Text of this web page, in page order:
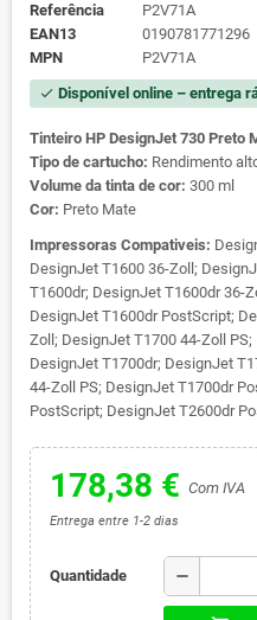
Referência
P2V71A
EAN13
0190781771296
MPN
P2V71A
check Disponível online – entrega
Tinteiro HP DesignJet 730 Preto
Tipo de cartucho: Rendimento
Volume da tinta de cor: 300 ml
Cor: Preto Mate
Impressoras Compativeis:
DesignJet T1600 36-Zoll;
T1600dr; DesignJet T1600dr 36-
DesignJet T1600dr PostScript;
Zoll; DesignJet T1700 44-Zoll
DesignJet T1700dr; DesignJet
44-Zoll PS; DesignJet T1700dr
PostScript; DesignJet T2600dr
178,38 € Com IVA
Entrega entre 1-2 dias
Quantidade remove